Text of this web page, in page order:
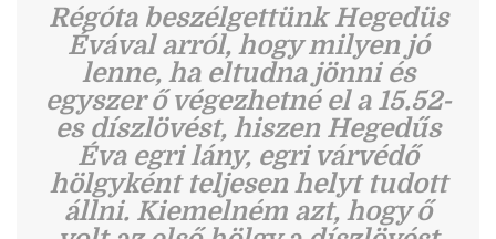
Régóta beszélgettünk Hegedüs
Évával arról, hogy milyen jó
lenne, ha eltudna jönni és
egyszer ő végezhetné el a 15.52-
es díszlövést, hiszen Hegedűs
Éva egri lány, egri várvédő
hölgyként teljesen helyt tudott
állni. Kiemelném azt, hogy ő